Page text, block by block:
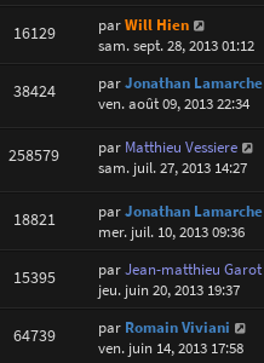
16129 parWill Hien
sam. sept. 28, 2013 01:12
38424 parJonathan Lamarche
ven. août 09, 2013 22:34
258579 par Matthieu Vessiere
sam. juil. 27, 2013 14:27
18821 parJonathan Lamarche
mer. juil. 10, 2013 09:36
15395 parJean-matthieu Garot
jeu. juin 20, 2013 19:37
64739 par Romain Viviani
ven. juin 14, 2013 17:58